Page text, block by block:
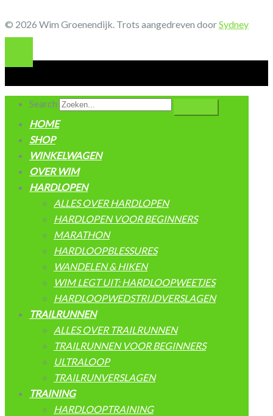
© 2026 Wim Groenendijk. Trots aangedreven doorSydney
Search
HOME
SHOP
WINKELWAGEN
OVER WIM
HARDLOPEN
ALLES OVER HARDLOPEN
HARDLOPEN VOOR BEGINNERS
MARATHON
HARDLOOPBLESSURES
WANDELEN & HIKEN
WIM LEGT UIT: HARDLOOPWEETJES
HARDLOOPWEDSTRIJDVERSLAGEN
TRAILRUNNEN
ALLES OVER TRAILRUNNEN
TRAILRUNNEN VOOR BEGINNERS
ULTRALOOP
TRAILRUNVERSLAGEN
TRAINING
HARDLOOPTRAINING